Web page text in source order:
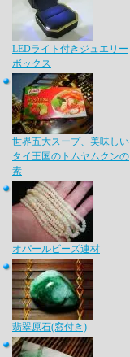
LEDライト付きジュエリー
ボックス
世界五大スープ、美味しい
タイ王国のトムヤムクンの
素
オパールビーズ連材
翡翠原石(窓付き)